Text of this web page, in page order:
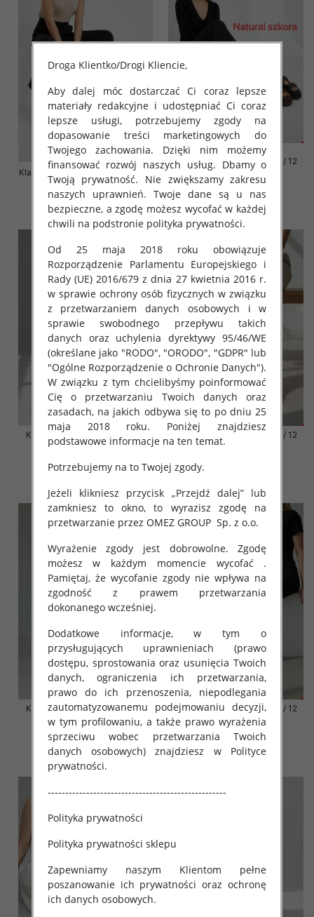
Klapki damskie Roz 36-41 / 12 par
72.00 zł
szczegóły
Klapki damskie Roz 36-42 / 12
par
76.00 zł
szczegóły
Klapki damskie Roz 36-42 / 12
par
41.00 zł
Klapki damskie Roz 36-42 / 12
Klapki damskie Roz 36-42 / 12
par
41.00 zł
szczegóły
Klapki damskie Roz 36-42 / 12
par
41.00 zł
szczegóły
Droga Klientko/Drogi Kliencie,
Aby dalej móc dostarczać Ci coraz lepsze
materiały redakcyjne i udostępniać Ci coraz
lepsze usługi, potrzebujemy zgody na
dopasowanie treści marketingowych do
Twojego zachowania. Dzięki nim możemy
finansować rozwój naszych usług. Dbamy o
Twoją prywatność. Nie zwiększamy zakresu
naszych uprawnień. Twoje dane są u nas
bezpieczne, a zgodę możesz wycofać w każdej
chwili na podstronie polityka prywatności.
Od 25 maja 2018 roku obowiązuje
Rozporządzenie Parlamentu Europejskiego i
Rady (UE) 2016/679 z dnia 27 kwietnia 2016 r.
w sprawie ochrony osób fizycznych w związku
z przetwarzaniem danych osobowych i w
sprawie swobodnego przepływu takich
danych oraz uchylenia dyrektywy 95/46/WE
(określane jako "RODO", "ORODO", "GDPR" lub
"Ogólne Rozporządzenie o Ochronie Danych").
W związku z tym chcielibyśmy poinformować
Cię o przetwarzaniu Twoich danych oraz
zasadach, na jakich odbywa się to po dniu 25
maja 2018 roku. Poniżej znajdziesz
podstawowe informacje na ten temat.
Potrzebujemy na to Twojej zgody.
Jeżeli klikniesz przycisk „Przejdź dalej” lub
zamkniesz to okno, to wyrazisz zgodę na
przetwarzanie przez OMEZ GROUP Sp. z o.o.
Wyrażenie zgody jest dobrowolne. Zgodę
możesz w każdym momencie wycofać .
Pamiętaj, że wycofanie zgody nie wpływa na
zgodność z prawem przetwarzania
dokonanego wcześniej.
Dodatkowe informacje, w tym o
przysługujących uprawnieniach (prawo
dostępu, sprostowania oraz usunięcia Twoich
danych, ograniczenia ich przetwarzania,
prawo do ich przenoszenia, niepodlegania
zautomatyzowanemu podejmowaniu decyzji,
w tym profilowaniu, a także prawo wyrażenia
sprzeciwu wobec przetwarzania Twoich
danych osobowych) znajdziesz w Polityce
prywatności.
---------------------------------------------------
Polityka prywatności
Polityka prywatności sklepu
Zapewniamy naszym Klientom pełne
poszanowanie ich prywatności oraz ochronę
ich danych osobowych.